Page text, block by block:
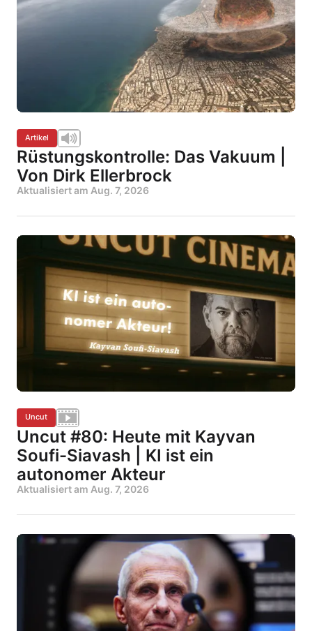
Artikel
Rüstungskontrolle: Das Vakuum |
Von Dirk Ellerbrock
Aktualisiert am Aug. 7, 2026
Uncut
Uncut #80: Heute mit Kayvan
Soufi-Siavash | KI ist ein
autonomer Akteur
Aktualisiert am Aug. 7, 2026